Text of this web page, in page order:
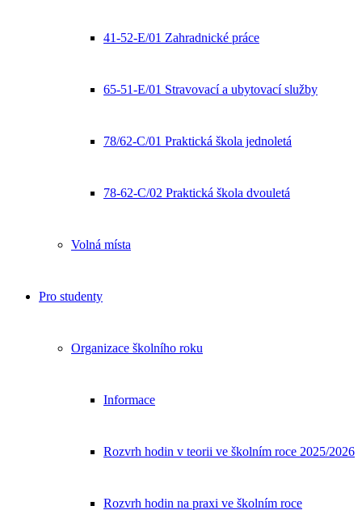
41-52-E/01 Zahradnické práce
65-51-E/01 Stravovací a ubytovací služby
78/62-C/01 Praktická škola jednoletá
78-62-C/02 Praktická škola dvouletá
Volná místa
Pro studenty
Organizace školního roku
Informace
Rozvrh hodin v teorii ve školním roce 2025/2026
Rozvrh hodin na praxi ve školním roce